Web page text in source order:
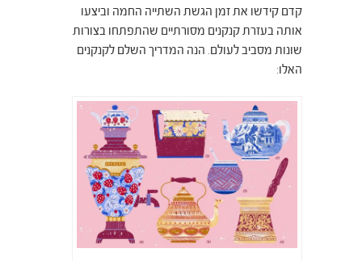
קדם קידשו את זמן הגשת השתייה החמה וביצעו
אותה בעזרת קנקנים מסורתיים שהתפתחו בצורות
שונות מסביב לעולם. הנה המדריך השלם לקנקנים
האלו: